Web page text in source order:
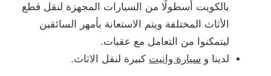
بالكويت أسطولًا من السيارات المجهزة لنقل قطع
الأثاث المختلفة ويتم الاستعانة بأمهر السائقين
ليتمكنوا من التعامل مع عقبات.
لدينا و سيارة وانيت كبيرة لنقل الاثاث.